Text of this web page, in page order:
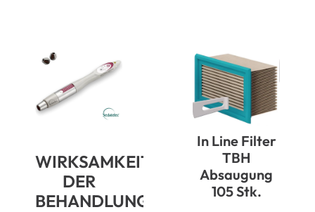
WIRKSAMKEIT
DER
BEHANDLUNG
In Line Filter
TBH
Absaugung
105 Stk.